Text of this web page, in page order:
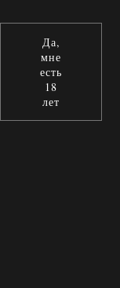
Да,
мне
есть
18
лет